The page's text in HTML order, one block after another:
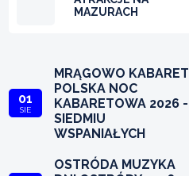
MAZURACH
01
SIE
MRĄGOWO KABARET
POLSKA NOC
KABARETOWA 2026 -
SIEDMIU
WSPANIAŁYCH
OSTRÓDA MUZYKA